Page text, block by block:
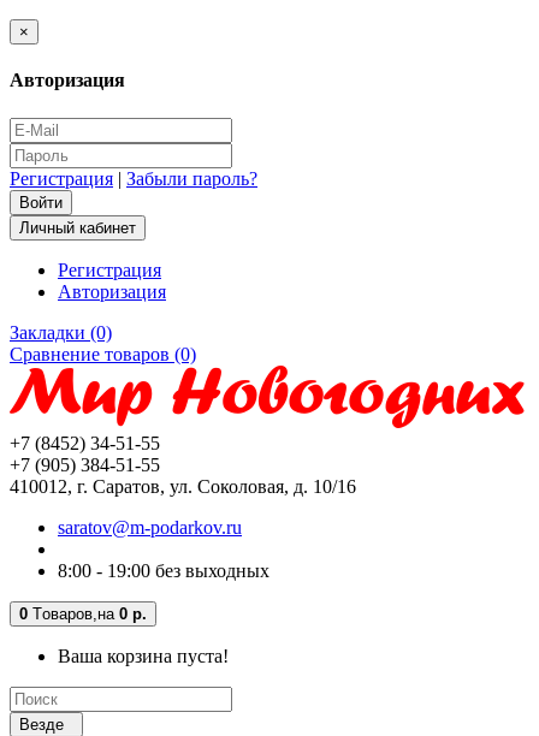
×
Авторизация
Регистрация | Забыли пароль?
Личный кабинет
Регистрация
Авторизация
Закладки (0)
Сравнение товаров (0)
+7 (8452) 34-51-55
+7 (905) 384-51-55
410012, г. Саратов, ул. Соколовая, д. 10/16
saratov@m-podarkov.ru
8:00 - 19:00 без выходных
0 Tоваров, на 0 р.
Ваша корзина пуста!
Везде